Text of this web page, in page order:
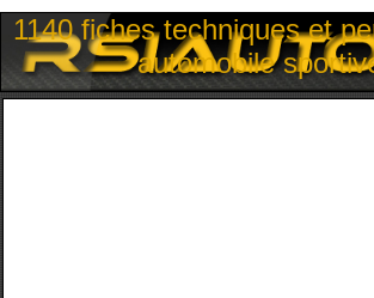
1140 fiches techniques et
automobile